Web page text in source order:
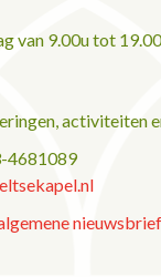
van 9.00u tot
activiteiten
4681089
nieuwsbrief